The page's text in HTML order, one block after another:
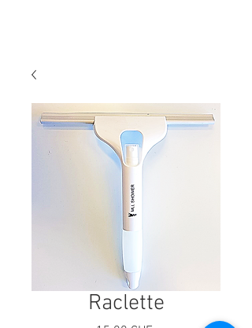
Raclette